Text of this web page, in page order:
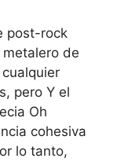
post-rock
de
pero Y el
Oh
cohesiva
lo tanto,